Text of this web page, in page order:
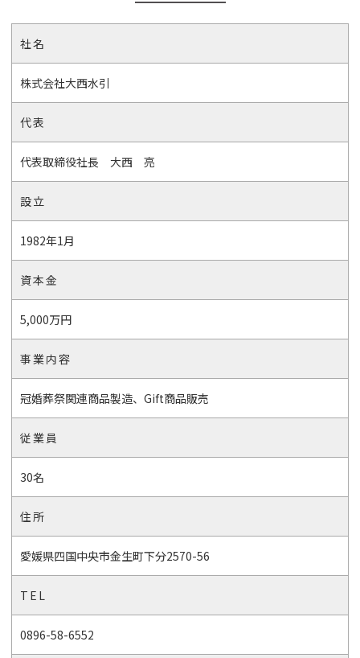
社名
株式会社大西水引
代表
代表取締役社長 大西 亮
設立
1982年1月
資本金
5,000万円
事業内容
冠婚葬祭関連商品製造、Gift商品販売
従業員
30名
住所
愛媛県四国中央市金生町下分2570-56
TEL
0896-58-6552